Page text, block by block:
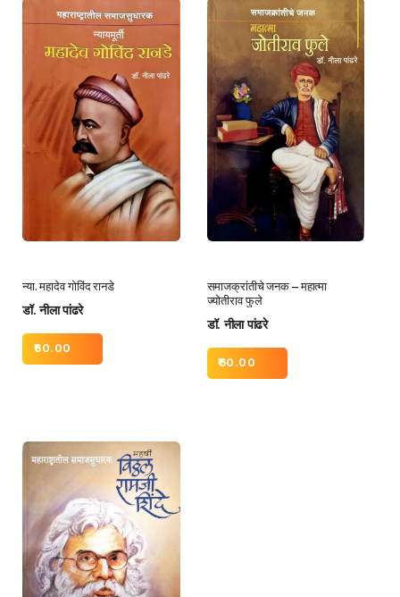
न्या. महादेव गोविंद रानडे
डॉ. नीला पांढरे
60.00
समाजक्रांतीचे जनक – महात्मा
ज्योतीराव फुले
डॉ. नीला पांढरे
60.00